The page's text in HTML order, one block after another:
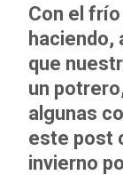
e
b
o
o
k
itt
er
Con el
haciendo,
que
un
algunas
este post
invierno